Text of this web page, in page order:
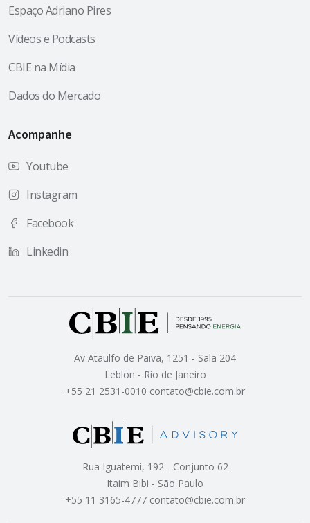
Espaço Adriano Pires
Vídeos e Podcasts
CBIE na Mídia
Dados do Mercado
Acompanhe
Youtube
Instagram
Facebook
Linkedin
Av Ataulfo de Paiva, 1251 - Sala 204
Leblon - Rio de Janeiro
+55 21 2531-0010 contato@cbie.com.br
Rua Iguatemi, 192 - Conjunto 62
Itaim Bibi - São Paulo
+55 11 3165-4777 contato@cbie.com.br